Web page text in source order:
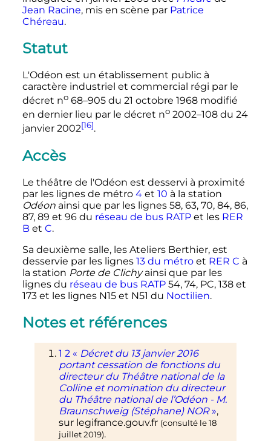
Jean Racine, mis en scène par Patrice
Chéreau.
Statut
L'Odéon est un établissement public à
caractère industriel et commercial régi par le
décret no 68–905 du 21 octobre 1968modifié
en dernier lieu par le décret no 2002–108 du 24
janvier 2002[16].
Accès
Le théâtre de l'Odéon est desservi à proximité
par les lignes de métro 4et 10 à la station
Odéonainsi que par les lignes 58, 63, 70, 84, 86,
87, 89 et 96 du réseau de bus RATPet les RER
Bet C.
Sa deuxième salle, les Ateliers Berthier, est
desservie par les lignes 13 du métroet RER C à
la station Porte de Clichyainsi que par les
lignes du réseau de bus RATP54, 74, PC, 138 et
173 et les lignes N15 et N51 du Noctilien.
Notes et références
1 2 « Décret du 13 janvier 2016
portant cessation de fonctions du
directeur du Théâtre national de la
Colline et nomination du directeur
du Théâtre national de l’Odéon - M.
Braunschweig (Stéphane) NOR »,
sur legifrance.gouv.fr (consulté le18
juillet 2019).